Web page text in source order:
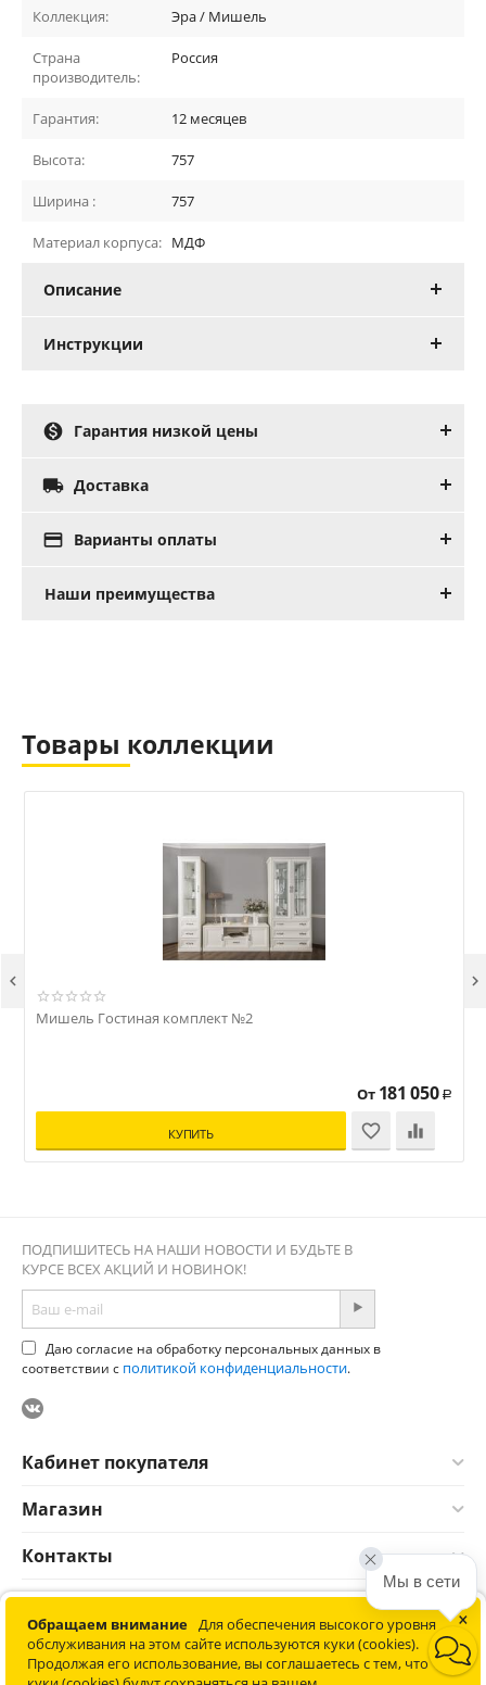
Коллекция: Эра / Мишель
Страна
производитель:
Россия
Гарантия: 12 месяцев
Высота: 757
Ширина : 757
Материал корпуса: МДФ
Описание
Инструкции
 Гарантия низкой цены
 Доставка
 Варианты оплаты
Наши преимущества
Товары коллекции
Мишель Гостиная комплект №2
От 181 050 Р
КУПИТЬ
 
ПОДПИШИТЕСЬ НА НАШИ НОВОСТИ И БУДЬТЕ В
КУРСЕ ВСЕХ АКЦИЙ И НОВИНОК!
Даю согласие на обработку персональных данных в
соответствии с политикой конфиденциальности.
Кабинет покупателя
Магазин
Контакты
© 2012-2026 Соната. Все права защищены. Информация сайта
защищена законом об авторских правах. Не является
публичной офертой.
Политика конфиденциальности обработки персональных
×
Обращаем внимание Для обеспечения высокого уровня
обслуживания на этом сайте используются куки (cookies).
Продолжая его использование, вы соглашаетесь с тем, что
Мы в сети